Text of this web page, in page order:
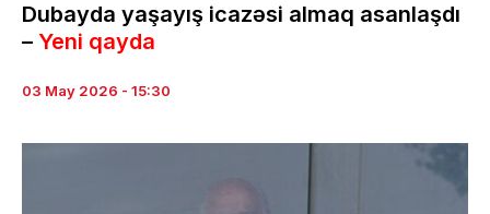
Dubayda yaşayış icazəsi almaq asanlaşdı
– Yeni qayda
03 May 2026 - 15:30